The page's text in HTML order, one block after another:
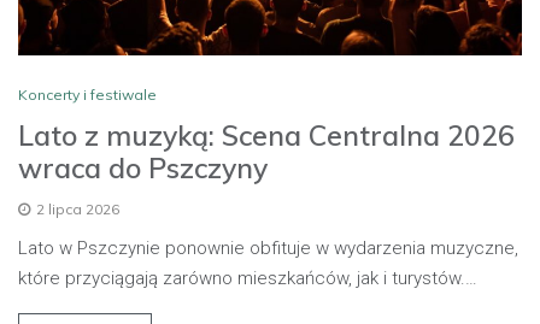
Koncerty i festiwale
Lato z muzyką: Scena Centralna 2026
wraca do Pszczyny
2 lipca 2026
Lato w Pszczynie ponownie obfituje w wydarzenia muzyczne,
które przyciągają zarówno mieszkańców, jak i turystów.…